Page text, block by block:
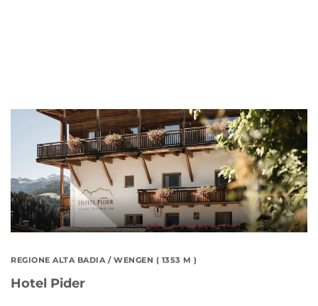
REGIONE ALTA BADIA / WENGEN ( 1353 M )
Hotel Pider